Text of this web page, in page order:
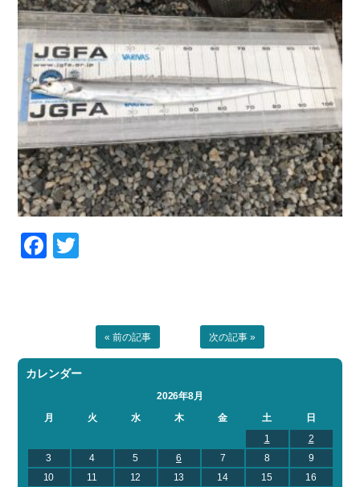
採用情報
Recruit
リンク集
Link
Facebook
« 前の記事 次の記事 »
カレンダー
2026年8月
月
火 水 木 金 土
日
1
2
3
4 5 6 7 8
9
10
11 12 13 14 15
16